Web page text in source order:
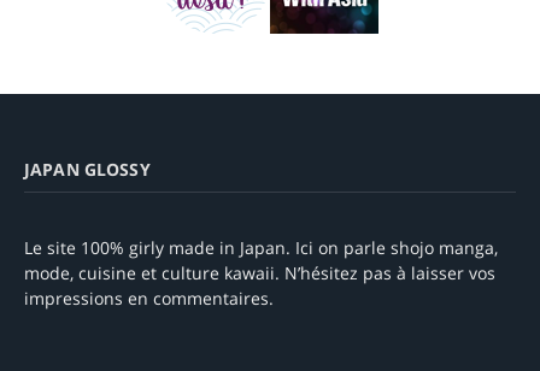
JAPAN GLOSSY
Le site 100% girly made in Japan. Ici on parle shojo manga,
mode, cuisine et culture kawaii. N’hésitez pas à laisser vos
impressions en commentaires.